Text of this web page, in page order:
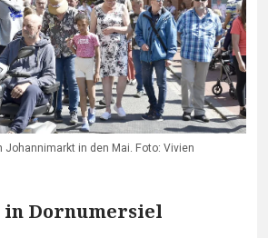
in den Mai. Foto: Vivien
in Dornumersiel